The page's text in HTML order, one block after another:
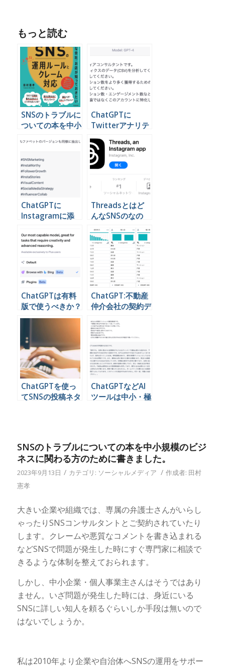
もっと読む
SNSのトラブルに
ついての本を中小
関わる方のために
書きました。
ChatGPTに
Twitterアナリテ
ィクスのデータを
読み込ませて分析
する
ChatGPTに
Instagramに添
グを考えてもらう
Threadsとはど
んなSNSのなの
か。Twitterとの
違い
ChatGPTは有料
版で使うべきか？
無料版との違い
ChatGPT:不動産
仲介会社の契約デ
向を分析する
ChatGPTを使っ
てSNSの投稿ネタ
ChatGPTなどAI
ツールは中小・極
SNSのトラブルについての本を中小規模のビジ
ネスに関わる方のために書きました。
2023年9月13日 / カテゴリ: ソーシャルメディア / 作成者: 田村
憲孝
大きい企業や組織では、専属の弁護士さんがいらし
ゃったりSNSコンサルタントとご契約されていたり
します。クレームや悪質なコメントを書き込まれる
などSNSで問題が発生した時にすぐ専門家に相談で
きるような体制を整えておられます。
しかし、中小企業・個人事業主さんはそうではあり
ません。いざ問題が発生した時には、身近にいる
SNSに詳しい知人を頼るぐらいしか手段は無いので
はないでしょうか。
私は2010年より企業や自治体へSNSの運用をサポー